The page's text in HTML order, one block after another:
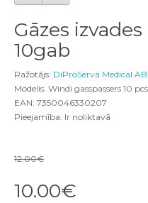
Gāzes
10gab
Ražotājs: DiProServa Medical AB
Modelis: Windi gasspassers 10
EAN: 7350046330207
Pieejamība: Ir noliktavā
12.00€
10.00€